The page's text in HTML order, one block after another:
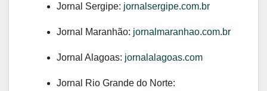
Jornal Sergipe: jornalsergipe.com.br
Jornal Maranhão: jornalmaranhao.com.br
Jornal Alagoas: jornalalagoas.com
Jornal Rio Grande do Norte: